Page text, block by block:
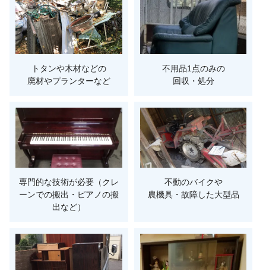
トタンや木材などの
廃材やプランターなど
不用品1点のみの
回収・処分
専門的な技術が必要（クレ
ーンでの搬出・ピアノの搬
出など）
不動のバイクや
農機具・故障した大型品